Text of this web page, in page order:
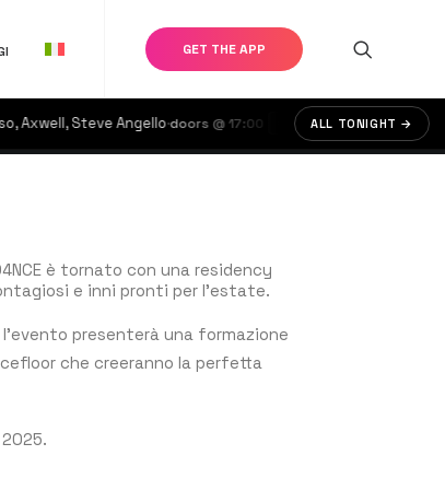
GET THE APP
Steve Angello·doors @ 17:00 €90 COVA SANTA·
ALL TONIGHT →
è tornato con una residency
e inni pronti per l’estate.
presenterà una formazione
che creeranno la perfetta